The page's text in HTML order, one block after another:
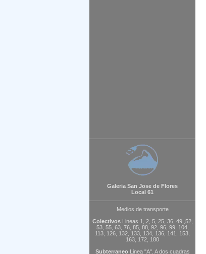
Galeria San Jose de Flores
Local 61
Medios de transporte
ColectivosLineas 1, 2, 5, 25, 36, 49 ,52,
53, 55, 63, 76, 85, 88, 92, 96, 99, 104,
113, 126, 132, 133, 134, 136, 141, 153,
163, 172, 180
Subterraneo Linea "A". A dos cuadras